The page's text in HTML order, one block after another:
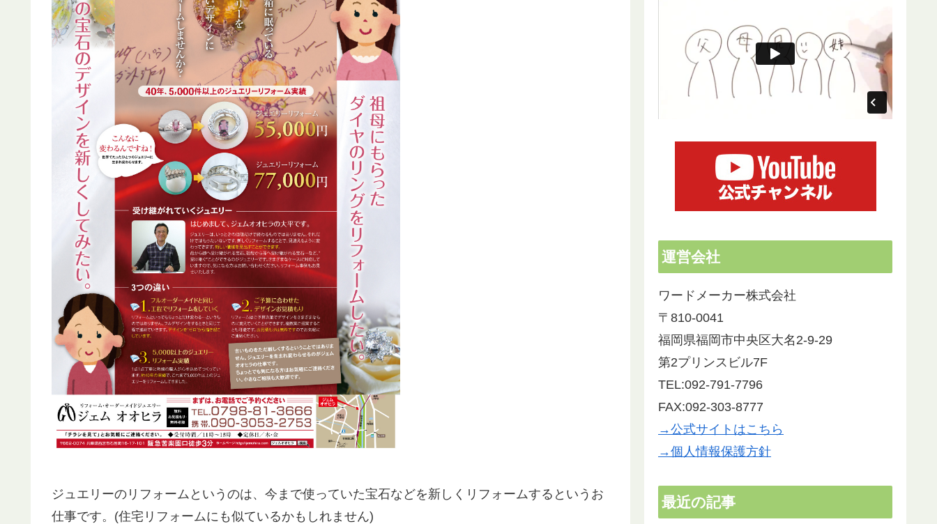
ジュエリーのリフォームというのは、今まで使っていた宝石などを新しくリフォームするというお
仕事です。(住宅リフォームにも似ているかもしれません)
運営会社
ワードメーカー株式会社
〒810-0041
福岡県福岡市中央区大名2-9-29
第2プリンスビル7F
TEL:092-791-7796
FAX:092-303-8777
→公式サイトはこちら
→個人情報保護方針
最近の記事